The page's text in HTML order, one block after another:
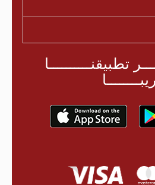
تطبيقنــــــــــا